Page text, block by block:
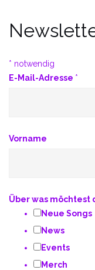
* notwendig
E-Mail-Adresse *
Vorname
Über was
Neue Songs
News
Events
Merch